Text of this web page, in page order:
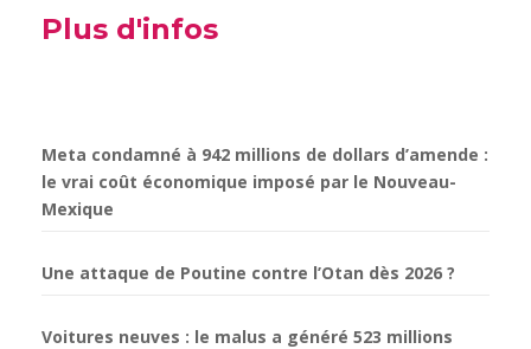
Plus d'infos
Meta condamné à 942 millions de dollars d’amende :
le vrai coût économique imposé par le Nouveau-
Mexique
Une attaque de Poutine contre l’Otan dès 2026 ?
Voitures neuves : le malus a généré 523 millions